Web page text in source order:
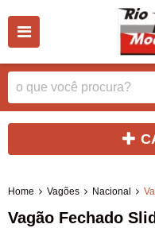
Home Vagões Nacional
Vagão Fechado